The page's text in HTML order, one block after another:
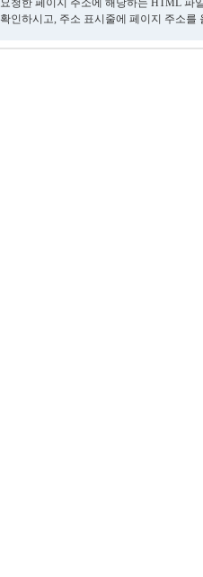
요청한 페이지 주소에 해당하는 HTML 파
확인하시고, 주소 표시줄에 페이지 주소